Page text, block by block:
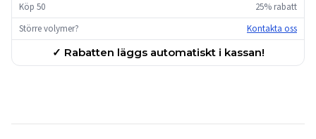
Köp 50
25% rabatt
Större volymer?
Kontakta oss
✓ Rabatten läggs automatiskt i kassan!